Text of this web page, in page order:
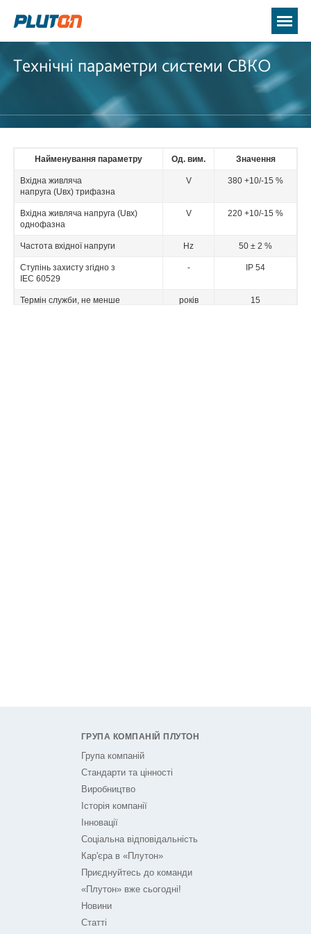
Технічні параметри системи СВКО
Найменування параметру Од. вим. Значення
Вхідна живляча
напруга (Uвх) трифазна
V 380 +10/-15 %
Вхідна живляча напруга (Uвх)
однофазна
V 220 +10/-15 %
Частота вхідної напруги Hz 50 ± 2 %
Ступінь захисту згідно з
IEC 60529
- IP 54
Термін служби, не менше років 15
ГРУПА КОМПАНІЙ ПЛУТОН
Група компаній
Стандарти та цінності
Виробництво
Історія компанії
Інновації
Соціальна відповідальність
Кар'єра в «Плутон»
Приєднуйтесь до команди
«Плутон» вже сьогодні!
Новини
Статті